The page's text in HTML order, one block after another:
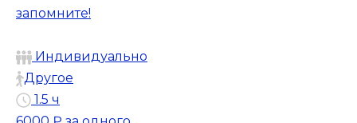
запомните!
Индивидуально
Другое
1.5 ч